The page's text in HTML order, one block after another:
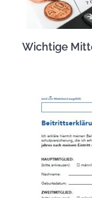
Wichtige